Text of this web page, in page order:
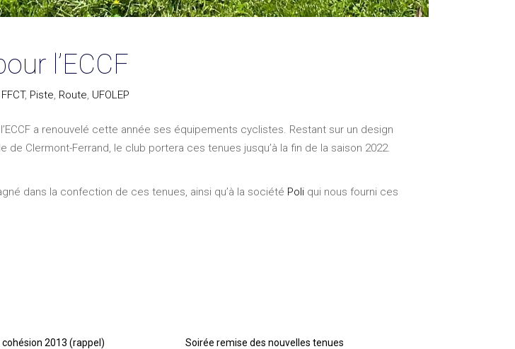
l’ECCF
FFCT, Piste, Route, UFOLEP
a renouvelé cette année ses équipements cyclistes. Restant sur un design
Clermont-Ferrand, le club portera ces tenues jusqu’à la fin de la saison 2022.
dans la confection de ces tenues, ainsi qu’à la société Poli qui nous fourni ces
2013 (rappel)
Soirée remise des nouvelles tenues